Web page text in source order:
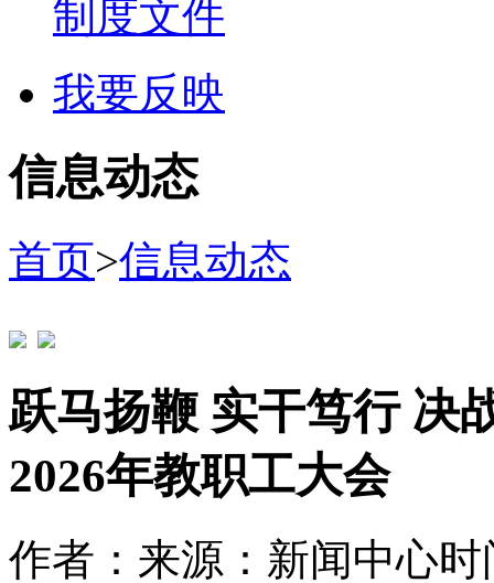
制度文件
我要反映
信息动态
首页>信息动态
跃马扬鞭 实干笃行 决
2026年教职工大会
作者： 来源：新闻中心时